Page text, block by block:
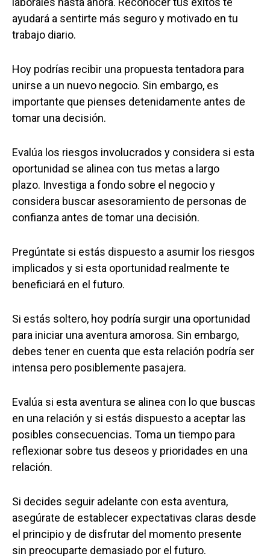
ayudará a sentirte más seguro y motivado en tu
trabajo diario.
Hoy podrías recibir una propuesta tentadora para
unirse a un nuevo negocio. Sin embargo, es
importante que pienses detenidamente antes de
tomar una decisión.
Evalúa los riesgos involucrados y considera si esta
oportunidad se alinea con tus metas a largo
plazo. Investiga a fondo sobre el negocio y
considera buscar asesoramiento de personas de
confianza antes de tomar una decisión.
Pregúntate si estás dispuesto a asumir los riesgos
implicados y si esta oportunidad realmente te
beneficiará en el futuro.
Si estás soltero, hoy podría surgir una oportunidad
para iniciar una aventura amorosa. Sin embargo,
debes tener en cuenta que esta relación podría ser
intensa pero posiblemente pasajera.
Evalúa si esta aventura se alinea con lo que buscas
en una relación y si estás dispuesto a aceptar las
posibles consecuencias. Toma un tiempo para
reflexionar sobre tus deseos y prioridades en una
relación.
Si decides seguir adelante con esta aventura,
asegúrate de establecer expectativas claras desde
el principio y de disfrutar del momento presente
sin preocuparte demasiado por el futuro.